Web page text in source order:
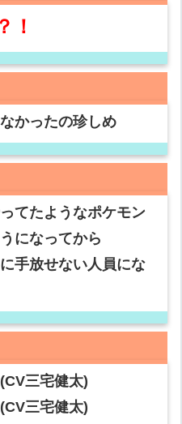
！
かったの珍しめ
てたようなポケモン
になってから
手放せない人員にな
三宅健太)
三宅健太)